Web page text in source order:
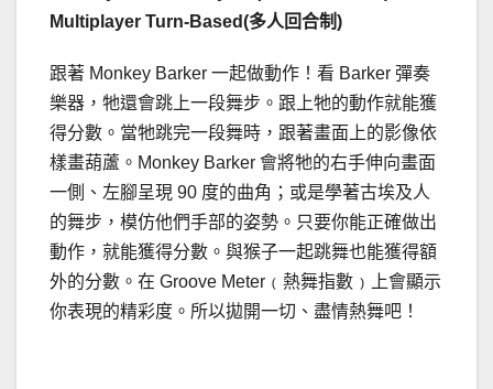
Multiplayer Turn-Based(多人回合制)
跟著 Monkey Barker 一起做動作！看 Barker 彈奏
樂器，牠還會跳上一段舞步。跟上牠的動作就能獲
得分數。當牠跳完一段舞時，跟著畫面上的影像依
樣畫葫蘆。Monkey Barker 會將牠的右手伸向畫面
一側、左腳呈現 90 度的曲角；或是學著古埃及人
的舞步，模仿他們手部的姿勢。只要你能正確做出
動作，就能獲得分數。與猴子一起跳舞也能獲得額
外的分數。在 Groove Meter﹙熱舞指數﹚上會顯示
你表現的精彩度。所以拋開一切、盡情熱舞吧！